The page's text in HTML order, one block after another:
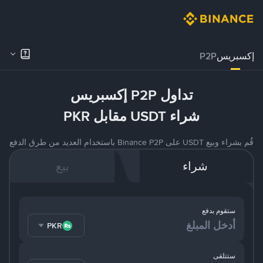
إكسبريسP2P
تداول P2P إكسبريس
شراء USDT مقابل PKR
قُم بشراء وبيع USDT على Binance P2P باستخدام العديد من طرق الدفع
شراء بيع
ستقوم بدفع
PKR
ستتلقى